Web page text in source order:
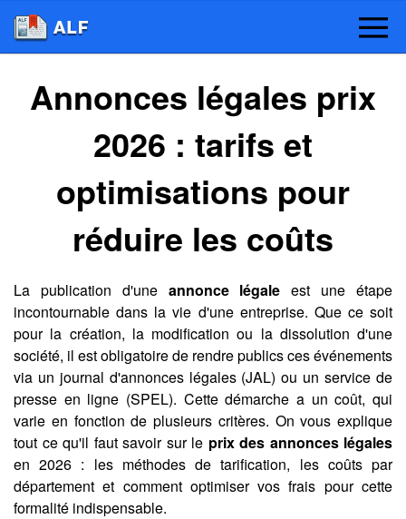
Annonces légales prix
2026 : tarifs et
optimisations pour
réduire les coûts
La publication d'une annonce légale est une étape
incontournable dans la vie d'une entreprise. Que ce soit
pour la création, la modification ou la dissolution d'une
société, il est obligatoire de rendre publics ces événements
via un journal d'annonces légales (JAL) ou un service de
presse en ligne (SPEL). Cette démarche a un coût, qui
varie en fonction de plusieurs critères. On vous explique
tout ce qu'il faut savoir sur le prix des annonces légales
en 2026 : les méthodes de tarification, les coûts par
département et comment optimiser vos frais pour cette
formalité indispensable.